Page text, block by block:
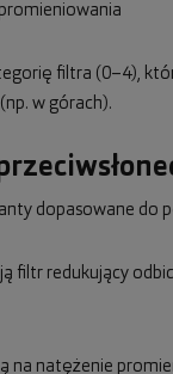
filtra (0–4),
w górach).
dopasowane do
filtr redukujący
na natężenie